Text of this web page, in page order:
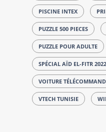
PISCINE INTEX
PUZZLE 500 PIECES
PUZZLE POUR ADULTE
SPÉCIAL AÏD EL-FITR 2022
VOITURE
VTECH TUNISIE